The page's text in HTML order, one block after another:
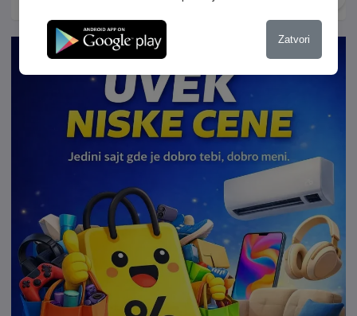
elektr. Stabilitätsprogramm (ESP) Elektronisches Traktions-
System Reifendruckkontrolle Servolenkung Tagfahrlicht
Wegfahrsperre Sonstiges: Dachreling Gepäckraumabdeckung
LM-Felgen Start-Stop-Automatik Stoßfänger in Wagenfarbe
Weitere Beschreibung: Sie finden dieses Fahrzeug in unserem
Standort Kaltenborner Str. 73 in 36433 Bad Salzungen. Bitte
kontaktieren Sie uns über die Rufnummer +49 3695 698888.
ohne Anzahlung möglich
Zatvori